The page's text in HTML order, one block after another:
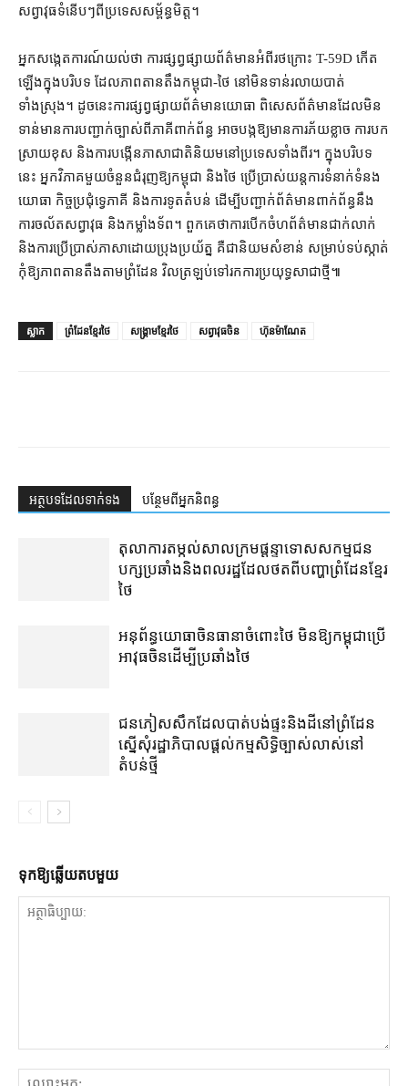
សព្វាវុធ​ទំនើបៗ​ពី​ប្រទេស​សម្ព័ន្ធមិត្ត​។​
អ្នកសង្កេតការណ៍​យល់​ថា ការ​ផ្សព្វផ្សាយ​ព័ត៌មាន​អំពី​រថក្រោះ T-59D កើត
ឡើង​ក្នុង​បរិបទ ដែល​ភាព​តានតឹង​កម្ពុជា​-​ថៃ នៅ​មិនទាន់​រលាយ​បាត់​
ទាំងស្រុង​។ ដូចនេះ​ការ​ផ្សព្វផ្សាយ​ព័ត៌មាន​យោធា ពិសេស​ព័ត៌មាន​ដែល​មិន​
ទាន់​មាន​ការ​បញ្ជាក់​ច្បាស់​ពី​ភាគី​ពាក់ព័ន្ធ អាច​បង្ក​ឱ្យ​មាន​ការភ័យខ្លាច ការ​បក
ស្រាយ​ខុស និង​ការ​បង្កើន​ភាសាជាតិ​និយម​នៅ​ប្រទេស​ទាំងពីរ​។ ក្នុង​បរិបទ​
នេះ អ្នកវិភាគ​មួយចំនួន​ជំរុញ​ឱ្យ​កម្ពុជា និង​ថៃ ប្រើប្រាស់​យន្តការ​ទំនាក់ទំនង​
យោធា កិច្ចប្រជុំ​ទ្វេភាគី និង​ការទូត​តំបន់ ដើម្បី​បញ្ជាក់​ព័ត៌មាន​ពាក់ព័ន្ធ​នឹង​
ការ​ចល័ត​សព្វាវុធ និង​កម្លាំង​ទ័ព​។ ពួកគេ​ថា​ការ​បើកចំហ​ព័ត៌មាន​ជាក់លាក់
និង​ការប្រើប្រាស់​ភាសា​ដោយ​ប្រុងប្រយ័ត្ន គឺជា​និយម​សំខាន់ សម្រាប់​ទប់ស្កាត់​
កុំឱ្យ​ភាព​តានតឹង​តាម​ព្រំដែន វិលត្រឡប់​ទៅ​រក​ការ​ប្រយុទ្ធ​សាជាថ្មី៕
ស្លាក ព្រំដែនខ្មែរថៃ សង្គ្រាមខ្មែរថៃ សព្វាវុធចិន ហ៊ុនម៉ាណែត
អត្ថបទ​ដែល​ទាក់ទង បន្ថែម​ពី​អ្នកនិពន្ធ
តុលាការ​តម្កល់​សាលក្រម​ផ្ដន្ទាទោស​សកម្មជន​
បក្ស​ប្រឆាំង​និង​ពលរដ្ឋ​ដែល​ថត​ពី​បញ្ហា​ព្រំដែន​ខ្មែរ​
ថៃ
អនុព័ន្ធយោធា​ចិន​ធានា​ចំពោះ​ថៃ មិន​ឱ្យ​កម្ពុជា​ប្រើ​
អាវុធ​ចិន​ដើម្បី​ប្រឆាំង​ថៃ ​
ជនភៀសសឹក​ដែល​បាត់បង់​ផ្ទះ​និង​ដី​នៅ​ព្រំដែន​
ស្នើសុំ​រដ្ឋាភិបាល​ផ្តល់​កម្មសិទ្ធិ​ច្បាស់លាស់​នៅ​
តំបន់​ថ្មី
ទុក​ឱ្យ​ឆ្លើយ​តប​មួយ